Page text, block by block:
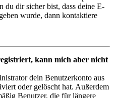
du dir sicher bist, dass deine E-
wurde, dann kontaktiere
kann mich aber nicht
dein Benutzerkonto aus
oder gelöscht hat. Außerdem
Benutzer, die für längere